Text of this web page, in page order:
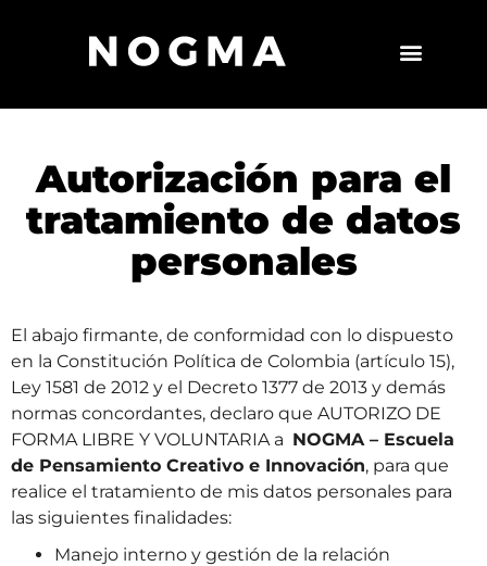
Autorización para el
tratamiento de datos
personales
El abajo firmante, de conformidad con lo dispuesto
en la Constitución Política de Colombia (artículo 15),
Ley 1581 de 2012 y el Decreto 1377 de 2013 y demás
normas concordantes, declaro que AUTORIZO DE
FORMA LIBRE Y VOLUNTARIA a NOGMA – Escuela
de Pensamiento Creativo e Innovación, para que
realice el tratamiento de mis datos personales para
las siguientes finalidades:
Manejo interno y gestión de la relación